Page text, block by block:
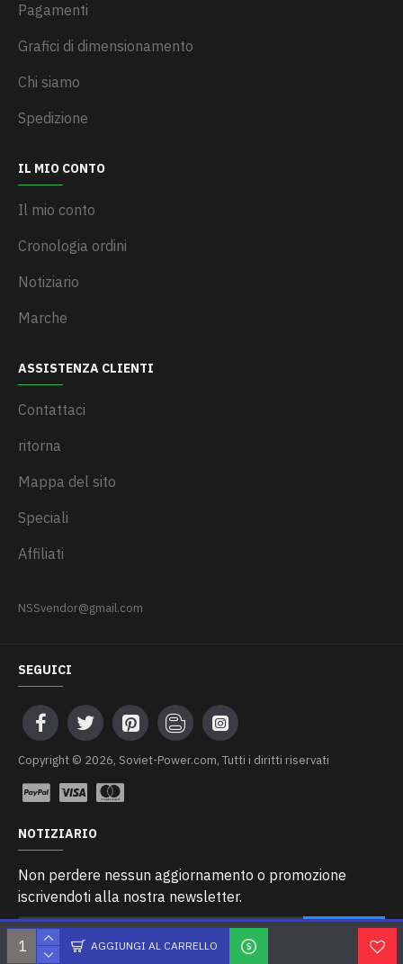
AGGIUNGI AL CARRELLO
Pagamenti
Grafici di dimensionamento
Chi siamo
Spedizione
IL MIO CONTO
Il mio conto
Cronologia ordini
Notiziario
Marche
ASSISTENZA CLIENTI
Contattaci
ritorna
Mappa del sito
Speciali
Affiliati
NSSvendor@gmail.com
SEGUICI
Сopyright © 2026, Soviet-Power.com, Tutti i diritti riservati
NOTIZIARIO
Non perdere nessun aggiornamento o promozione
iscrivendoti alla nostra newsletter.